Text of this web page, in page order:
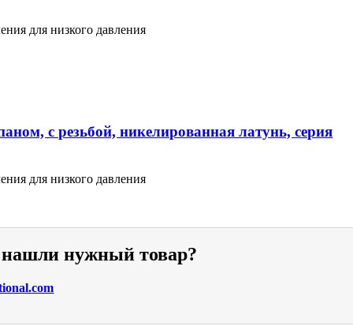
для низкого давления
с резьбой, никелированная латунь, серия
для низкого давления
нужный товар?